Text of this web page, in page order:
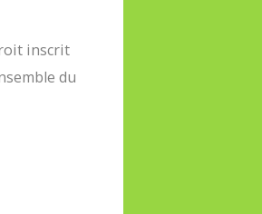
inscrit
du